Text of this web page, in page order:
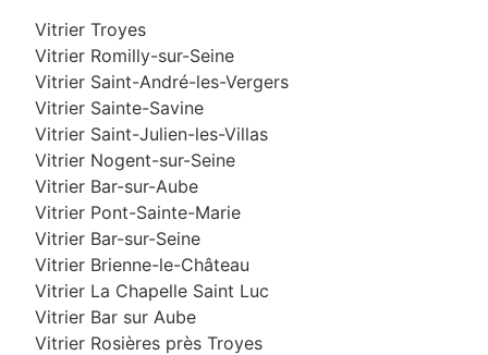
Vitrier Troyes
Vitrier Romilly-sur-Seine
Vitrier Saint-André-les-Vergers
Vitrier Sainte-Savine
Vitrier Saint-Julien-les-Villas
Vitrier Nogent-sur-Seine
Vitrier Bar-sur-Aube
Vitrier Pont-Sainte-Marie
Vitrier Bar-sur-Seine
Vitrier Brienne-le-Château
Vitrier La Chapelle Saint Luc
Vitrier Bar sur Aube
Vitrier Rosières près Troyes